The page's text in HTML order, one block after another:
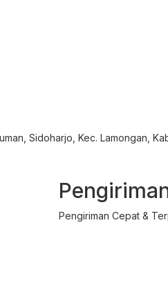
Sidoharjo, Kec. Lamongan,
Pengiriman Cepat &